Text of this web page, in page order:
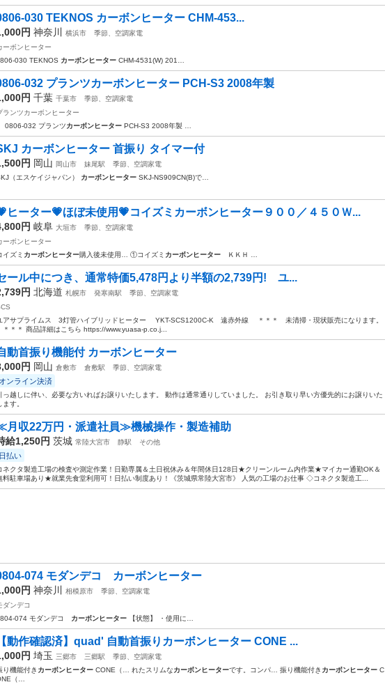
030 TEKNOS カーボンヒーター CHM-453...
円 神奈川 横浜市
季節、空調家電
ーボンヒーター
030 TEKNOS カーボンヒーター CHM-4531(W) 201…
032 プランツカーボンヒーター PCH-S3 2008年製
円 千葉 千葉市
季節、空調家電
ランツカーボンヒーター
0806-032 プランツカーボンヒーター PCH-S3 2008年製 …
カーボンヒーター 首振り タイマー付
円 岡山 岡山市 妹尾駅
季節、空調家電
（エスケイジャパン） カーボンヒーター SKJ-NS909CN(B)で…
ヒーター💗ほぼ未使用💗コイズミカーボンヒーター９００／４５０Ｗ...
円 岐阜 大垣市
季節、空調家電
ーボンヒーター
イズミ カーボンヒーター購入後未使用… ①コイズミ カーボンヒーター ＫＫＨ …
ール中につき、通常特価5,478円より半額の2,739円! ユ...
円 北海道 札幌市 発寒南駅
季節、空調家電
アサプライムス 3灯管ハイブリッドヒーター YKT-SCS1200C-K 遠赤外線 ＊＊＊ 未清掃・現状販売になります。
＊＊＊ 商品詳細はこちら https://www.yuasa-p.co.j...
動首振り機能付 カーボンヒーター
円 岡山 倉敷市 倉敷駅 季節、空調家電
オンライン決済
っ越しに伴い、必要な方いればお譲りいたします。 動作は通常通りしていました。 お引き取り早い方優先的にお譲りいた
ます。
月収22万円・派遣社員≫機械操作・製造補助
給1,250円 茨城 常陸大宮市 静駅 その他
日払い
ネクタ製造工場の検査や測定作業！日勤専属＆土日祝休み＆年間休日128日★クリーンルーム内作業★マイカー通勤OK＆
料駐車場あり★就業先食堂利用可！日払い制度あり！《茨城県常陸大宮市》 人気の工場のお仕事 ◇コネクタ製造工...
074 モダンデコ カーボンヒーター
円 神奈川 相模原市
季節、空調家電
ダンデコ
074 モダンデコ カーボンヒーター 【状態】 ・使用に…
【動作確認済】quad' 自動首振りカーボンヒーター CONE ...
円 埼玉 三郷市 三郷駅
季節、空調家電
り機能付き カーボンヒーター CONE（… れたスリムなカーボンヒーターです。コンパ… 振り機能付き カーボンヒーター C
（…